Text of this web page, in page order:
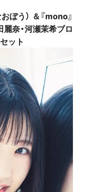
ぼう） ＆『mono』
麗奈・河瀬茉希ブロ
ット